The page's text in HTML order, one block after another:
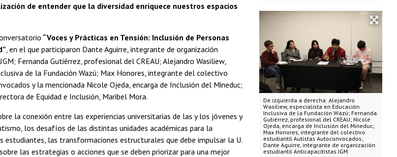
De izquierda a derecha: Alejandro
Wasiliew, especialista en Educación
Inclusiva de la Fundación Wazú; Fernanda
Gutiérrez, profesional del CREAU; Nicole
Ojeda, encarga de Inclusión del Mineduc;
Max Honores, integrante del colectivo
estudiantil Autistas Autoconvocados;
Dante Aguirre, integrante de organización
estudiantil Anticapacitistas JGM.
de entender que la diversidad enriquece nuestros espacios
“Voces y Prácticas en Tensión: Inclusión de Personas
, en el que participaron Dante Aguirre, integrante de organización
Fernanda Gutiérrez, profesional del CREAU; Alejandro Wasiliew,
de la Fundación Wazú; Max Honores, integrante del colectivo
y la mencionada Nicole Ojeda, encarga de Inclusión del Mineduc;
de Equidad e Inclusión, Maribel Mora.
la conexión entre las experiencias universitarias de las y los jóvenes y
los desafíos de las distintas unidades académicas para la
estudiantes, las transformaciones estructurales que debe impulsar la U.
las estrategias o acciones que se deben priorizar para una mejor